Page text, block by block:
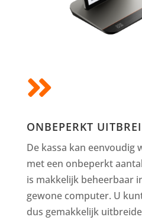

ONBEPERKT
De kassa kan eenvoudig
met een onbeperkt
is makkelijk beheerbaar
gewone computer. U
dus gemakkelijk